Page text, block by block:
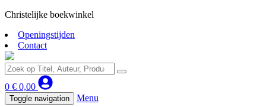
Christelijke boekwinkel
Openingstijden
Contact
0 € 0,00
Toggle navigation Menu